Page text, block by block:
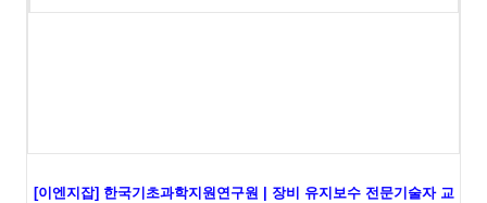
[이엔지잡] 한국기초과학지원연구원 | 장비 유지보수 전문기술자 교